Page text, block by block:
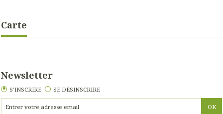
Carte
Newsletter
S'INSCRIRE SE DÉSINSCRIRE